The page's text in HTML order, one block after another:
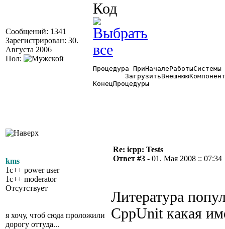
Сообщений: 1341
Зарегистрирован: 30.
Августа 2006
Пол:
Код
Процедура
КонецПроцедуры
kms
1c++ power user
1c++ moderator
Отсутствует
я хочу, чтоб сюда проложили
дорогу оттуда...
Re: icpp: Tests
Ответ #3 - 01. Мая 2008 :: 07:34
Литература
CppUnit какая